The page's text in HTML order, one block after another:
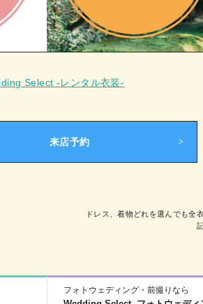
来店予約
ドレス、着物どれを選んでも全
フォトウェディング・前撮りなら